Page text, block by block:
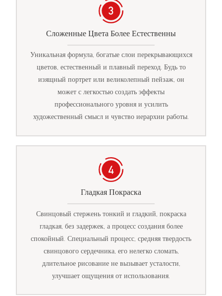
Сложенные Цвета Более Естественны
Уникальная формула, богатые слои перекрывающихся
цветов, естественный и плавный переход. Будь то
изящный портрет или великолепный пейзаж, он
может с легкостью создать эффекты
профессионального уровня и усилить
художественный смысл и чувство иерархии работы.
Гладкая Покраска
Свинцовый стержень тонкий и гладкий, покраска
гладкая, без задержек, а процесс создания более
спокойный. Специальный процесс, средняя твердость
свинцового сердечника, его нелегко сломать,
длительное рисование не вызывает усталости,
улучшает ощущения от использования.